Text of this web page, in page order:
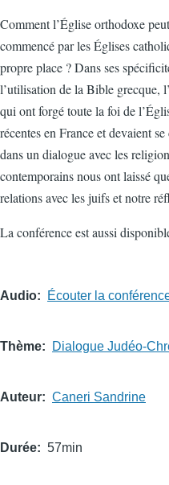
Comment l’Église orthodoxe
commencé par les Églises
propre place ? Dans ses
l’utilisation de la Bible grecque,
qui ont forgé toute la foi de
récentes en France et devaient
dans un dialogue avec les
contemporains nous ont laissé
relations avec les juifs et notre
La conférence est aussi
Audio Écouter la
Thème Dialogue Judéo-
Auteur Caneri Sandrine
Durée 57min